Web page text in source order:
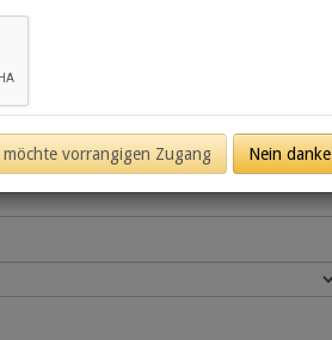
vorrangigen Zugang Nein danke